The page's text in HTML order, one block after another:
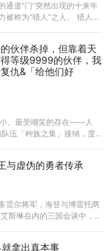
通道“门”突然出现的十来年
被称为“猎人”之人。 猎人使
伙伴杀掉，但靠着天
等级9999的伙伴，我
仇&「给他们好
、最受嘲笑的存在——人
伍「种族之集」接纳，度
与虚伪的勇者传承
雷尔将军，海登与博雷托两
斯琳在内的三国会谈中，
拿出真本事